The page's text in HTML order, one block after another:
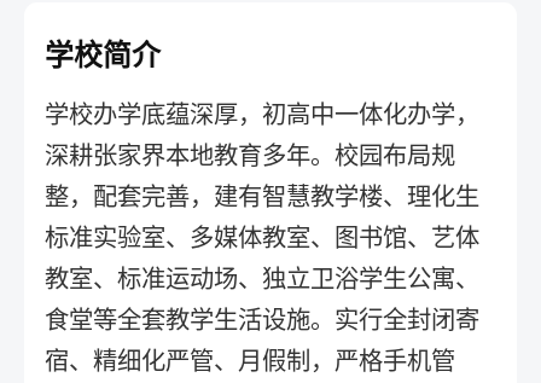
学校简介
学校办学底蕴深厚，初高中一体化办学，
深耕张家界本地教育多年。校园布局规
整，配套完善，建有智慧教学楼、理化生
标准实验室、多媒体教室、图书馆、艺体
教室、标准运动场、独立卫浴学生公寓、
食堂等全套教学生活设施。实行全封闭寄
宿、精细化严管、月假制，严格手机管